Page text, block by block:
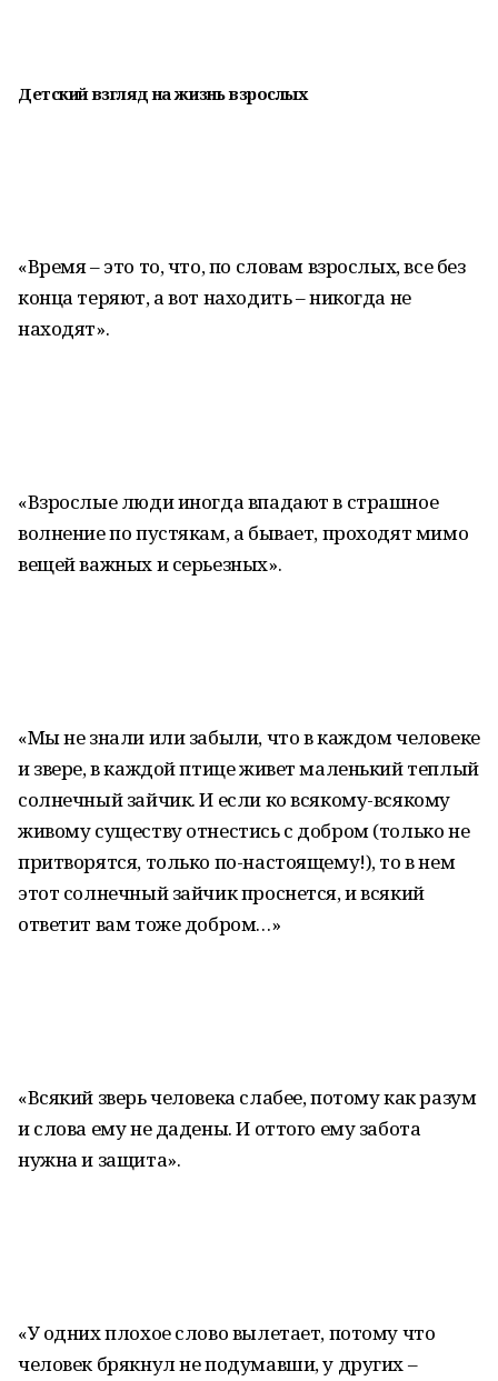
Детский взгляд на жизнь взрослых
«Время – это то, что, по словам взрослых, все без
конца теряют, а вот находить – никогда не
находят».
«Взрослые люди иногда впадают в страшное
волнение по пустякам, а бывает, проходят мимо
вещей важных и серьезных».
«Мы не знали или забыли, что в каждом человеке
и звере, в каждой птице живет маленький теплый
солнечный зайчик. И если ко всякому-всякому
живому существу отнестись с добром (только не
притворятся, только по-настоящему!), то в нем
этот солнечный зайчик проснется, и всякий
ответит вам тоже добром…»
«Всякий зверь человека слабее, потому как разум
и слова ему не дадены. И оттого ему забота
нужна и защита».
«У одних плохое слово вылетает, потому что
человек брякнул не подумавши, у других –